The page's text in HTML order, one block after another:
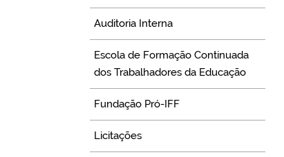
Auditoria Interna
Escola de Formação Continuada
dos Trabalhadores da Educação
Fundação Pró-IFF
Licitações